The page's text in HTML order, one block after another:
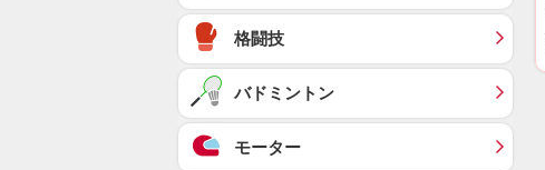
格闘技
バドミントン
モーター